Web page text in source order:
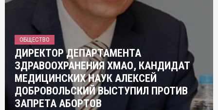
ОБЩЕСТВО
ДИРЕКТОР ДЕПАРТАМЕНТА
ЗДРАВООХРАНЕНИЯ ХМАО, КАНДИДАТ
МЕДИЦИНСКИХ НАУК АЛЕКСЕЙ
ДОБРОВОЛЬСКИЙ ВЫСТУПИЛ ПРОТИВ
ЗАПРЕТА АБОРТОВ